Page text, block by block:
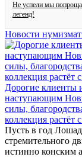
Не успели мы
легенд!
Новости
Дорогие клиенты
наступающим
силы,
коллекция растёт
Пусть в год
стремительного
истинно конским